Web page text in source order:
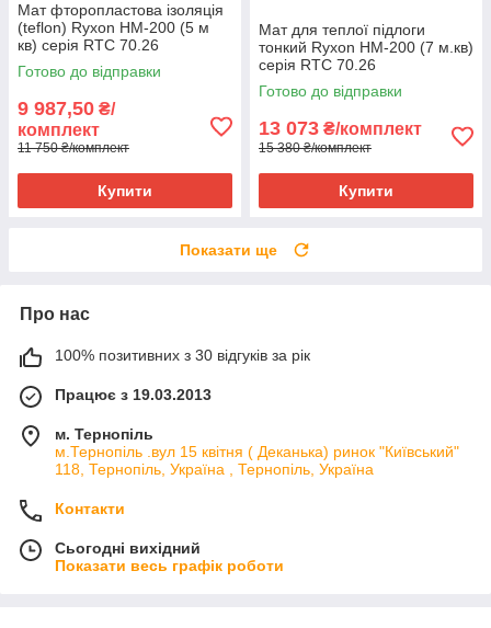
Мат фторопластова ізоляція
(teflon) Ryxon HM-200 (5 м
кв) серія RTC 70.26
Готово до відправки
9 987,50 ₴/
комплект
11 750 ₴/комплект
Купити
Мат для теплої підлоги
тонкий Ryxon HM-200 (7 м.кв)
серія RTC 70.26
Готово до відправки
13 073 ₴/комплект
15 380 ₴/комплект
Купити
Показати ще
Про нас
100% позитивних з 30 відгуків за рік
Працює з 19.03.2013
м. Тернопіль
м.Тернопіль .вул 15 квітня ( Деканька) ринок "Київський"
118, Тернопіль, Україна , Тернопіль, Україна
Контакти
Сьогодні вихідний
Показати весь графік роботи